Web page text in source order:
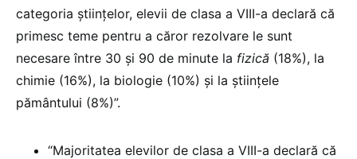
categoria științelor, elevii de clasa a VIII-a declară că
primesc teme pentru a căror rezolvare le sunt
necesare între 30 și 90 de minute la fizică (18%), la
chimie (16%), la biologie (10%) și la științele
pământului (8%)”.
“Majoritatea elevilor de clasa a VIII-a declară că